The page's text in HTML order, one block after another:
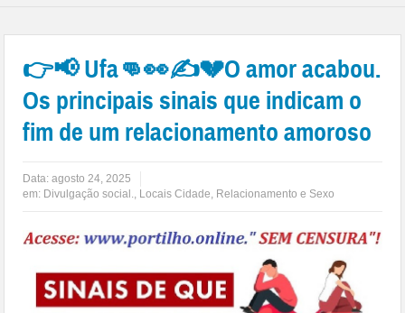
👉📢 Ufa👊👀✍💔O amor acabou.
Os principais sinais que indicam o
fim de um relacionamento amoroso
Data:agosto 24, 2025
em: Divulgação social., Locais Cidade, Relacionamento e Sexo